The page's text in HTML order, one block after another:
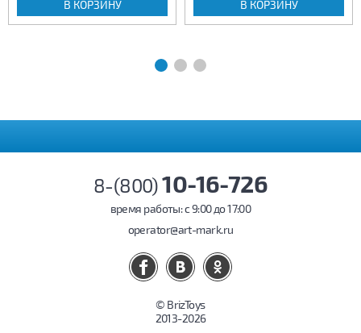
В КОРЗИНУ В КОРЗИНУ
8-(800)10-16-726
время работы: c 9:00 до 17:00
operator@art-mark.ru
© BrizToys
2013-2026